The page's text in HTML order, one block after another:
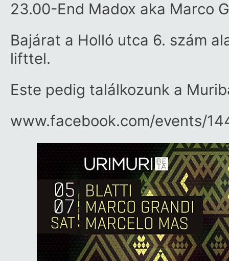
23.00-End Madox aka Marco
Bajárat a Holló utca 6. szám
lifttel.
Este pedig találkozunk a
www.facebook.com/​events/​